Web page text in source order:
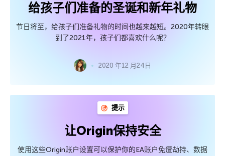
给孩子们准备的圣诞和新年礼物
节日将至，给孩子们准备礼物的时间也越来越短。2020年转眼
到了2021年，孩子们都喜欢什么呢？
2020 年12 月24日
提示
让Origin保持安全
使用这些Origin账户设置可以保护你的EA账户免遭劫持、数据